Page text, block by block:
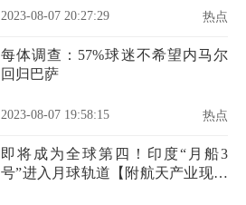
2023-08-07 20:27:29 热点
每体调查：57%球迷不希望内马尔
回归巴萨
2023-08-07 19:58:15 热点
即将成为全球第四！印度“月船3
号”进入月球轨道【附航天产业现状